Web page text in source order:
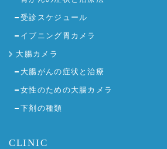
受診スケジュール
イブニング胃カメラ
大腸カメラ
大腸がんの症状と治療
女性のための大腸カメラ
下剤の種類
CLINIC